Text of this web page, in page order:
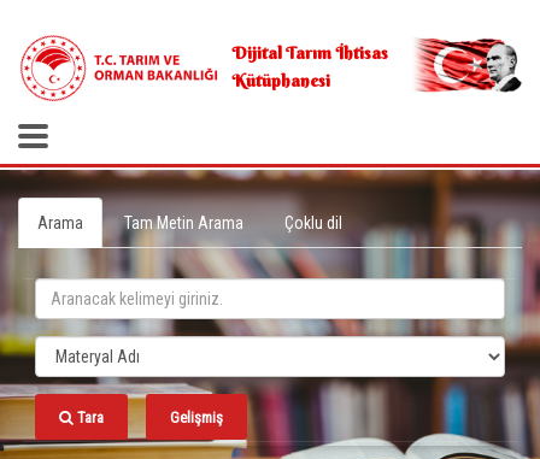
Dijital Tarım İhtisas
Kütüphanesi
Arama Tam Metin Arama Çoklu dil
Tara Gelişmiş